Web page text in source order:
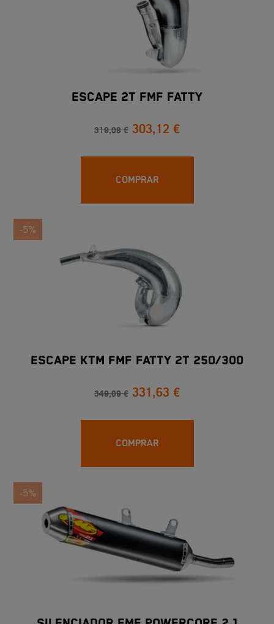
ESCAPE 2T FMF FATTY
319,08 € 303,12 €
COMPRAR
-5%
ESCAPE KTM FMF FATTY 2T 250/300
349,09 € 331,63 €
COMPRAR
-5%